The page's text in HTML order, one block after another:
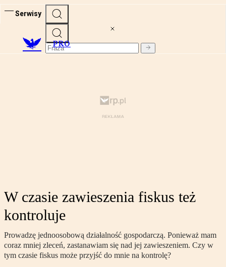
Serwisy
PRO
W czasie zawieszenia fiskus też
kontroluje
Prowadzę jednoosobową działalność gospodarczą. Ponieważ mam
coraz mniej zleceń, zastanawiam się nad jej zawieszeniem. Czy w
tym czasie fiskus może przyjść do mnie na kontrolę?